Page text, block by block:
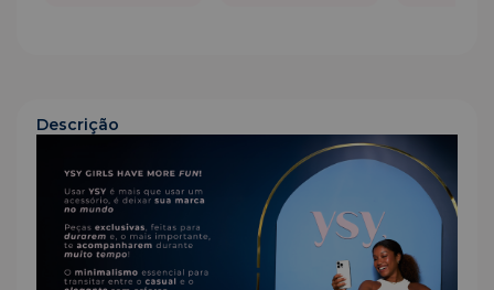
Descrição